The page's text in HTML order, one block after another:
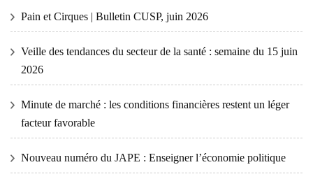
Pain et Cirques | Bulletin CUSP, juin 2026
Veille des tendances du secteur de la santé : semaine du 15 juin
2026
Minute de marché : les conditions financières restent un léger
facteur favorable
Nouveau numéro du JAPE : Enseigner l’économie politique